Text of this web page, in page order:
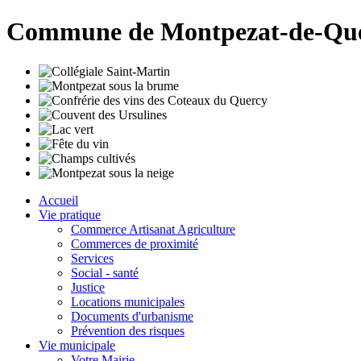
Commune de Montpezat-de-
Accueil
Vie pratique
Commerce Artisanat Agriculture
Commerces de proximité
Services
Social - santé
Justice
Locations municipales
Documents d'urbanisme
Prévention des risques
Vie municipale